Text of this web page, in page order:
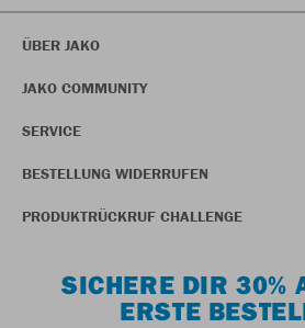
ÜBER JAKO
JAKO COMMUNITY
SERVICE
BESTELLUNG WIDERRUFEN
PRODUKTRÜCKRUF CHALLENGE
SICHERE DIR 30%
ERSTE